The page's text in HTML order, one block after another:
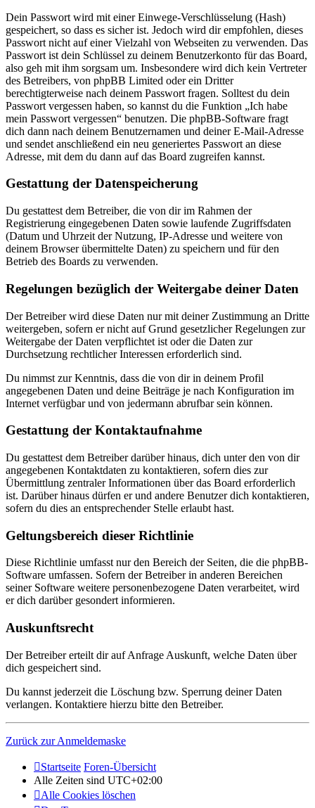
Dein Passwort wird mit einer Einwege-Verschlüsselung (Hash)
gespeichert, so dass es sicher ist. Jedoch wird dir empfohlen, dieses
Passwort nicht auf einer Vielzahl von Webseiten zu verwenden. Das
Passwort ist dein Schlüssel zu deinem Benutzerkonto für das Board,
also geh mit ihm sorgsam um. Insbesondere wird dich kein Vertreter
des Betreibers, von phpBB Limited oder ein Dritter
berechtigterweise nach deinem Passwort fragen. Solltest du dein
Passwort vergessen haben, so kannst du die Funktion „Ich habe
mein Passwort vergessen“ benutzen. Die phpBB-Software fragt
dich dann nach deinem Benutzernamen und deiner E-Mail-Adresse
und sendet anschließend ein neu generiertes Passwort an diese
Adresse, mit dem du dann auf das Board zugreifen kannst.
Gestattung der Datenspeicherung
Du gestattest dem Betreiber, die von dir im Rahmen der
Registrierung eingegebenen Daten sowie laufende Zugriffsdaten
(Datum und Uhrzeit der Nutzung, IP-Adresse und weitere von
deinem Browser übermittelte Daten) zu speichern und für den
Betrieb des Boards zu verwenden.
Regelungen bezüglich der Weitergabe deiner Daten
Der Betreiber wird diese Daten nur mit deiner Zustimmung an Dritte
weitergeben, sofern er nicht auf Grund gesetzlicher Regelungen zur
Weitergabe der Daten verpflichtet ist oder die Daten zur
Durchsetzung rechtlicher Interessen erforderlich sind.
Du nimmst zur Kenntnis, dass die von dir in deinem Profil
angegebenen Daten und deine Beiträge je nach Konfiguration im
Internet verfügbar und von jedermann abrufbar sein können.
Gestattung der Kontaktaufnahme
Du gestattest dem Betreiber darüber hinaus, dich unter den von dir
angegebenen Kontaktdaten zu kontaktieren, sofern dies zur
Übermittlung zentraler Informationen über das Board erforderlich
ist. Darüber hinaus dürfen er und andere Benutzer dich kontaktieren,
sofern du dies an entsprechender Stelle erlaubt hast.
Geltungsbereich dieser Richtlinie
Diese Richtlinie umfasst nur den Bereich der Seiten, die die phpBB-
Software umfassen. Sofern der Betreiber in anderen Bereichen
seiner Software weitere personenbezogene Daten verarbeitet, wird
er dich darüber gesondert informieren.
Auskunftsrecht
Der Betreiber erteilt dir auf Anfrage Auskunft, welche Daten über
dich gespeichert sind.
Du kannst jederzeit die Löschung bzw. Sperrung deiner Daten
verlangen. Kontaktiere hierzu bitte den Betreiber.
Zurück zur Anmeldemaske
Startseite Foren-Übersicht
Alle Zeiten sind UTC+02:00
Alle Cookies löschen